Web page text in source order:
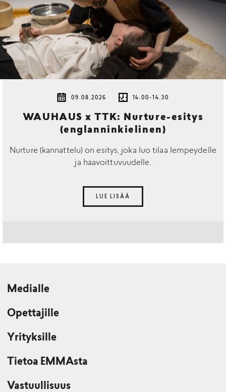
09.08.2026 14.00-14.30
WAUHAUS x TTK: Nurture-esitys
(englanninkielinen)
Nurture (kannattelu) on esitys, joka luo tilaa lempeydelle
ja haavoittuvuudelle.
LUE LISÄÄ
Medialle
Opettajille
Yrityksille
Tietoa EMMAsta
Vastuullisuus